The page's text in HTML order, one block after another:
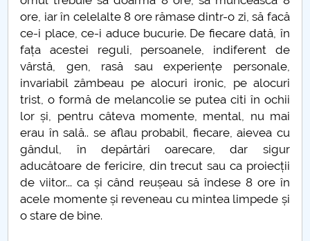
Proiect SU-ETIC
Protecția datelor personale
UNIVERSITATE pentru comunitate
IOSUD/CSUD-Doctorate
Comisie de etica unversitară
Evenimente CUP
ore, iar în celelalte 8 ore rămase dintr-o zi, să facă
ce-i place, ce-i aduce bucurie. De fiecare dată, în
fața acestei reguli, persoanele, indiferent de
vârstă, gen, rasă sau experiențe personale,
invariabil zâmbeau pe alocuri ironic, pe alocuri
trist, o formă de melancolie se putea citi în ochii
lor și, pentru câteva momente, mental, nu mai
erau în sală.. se aflau probabil, fiecare, aievea cu
gândul, în depărtări oarecare, dar sigur
aducătoare de fericire, din trecut sau ca proiecții
de viitor... ca și când reușeau să îndese 8 ore în
acele momente și reveneau cu mintea limpede și
o stare de bine.